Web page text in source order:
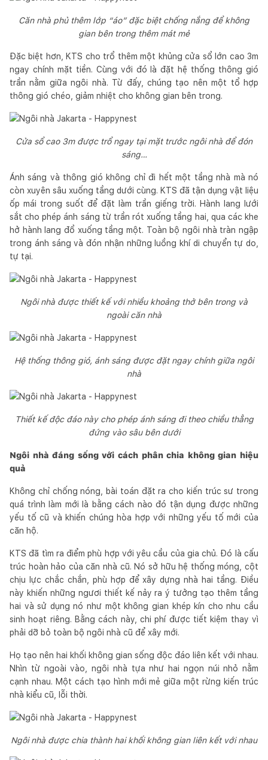
Căn nhà phủ thêm lớp “áo” đặc biệt chống nắng để không
gian bên trong thêm mát mẻ
Đặc biệt hơn, KTS cho trổ thêm một khủng cửa sổ lớn cao 3m
ngay chính mặt tiền. Cùng với đó là đặt hệ thống thông gió
trần nằm giữa ngôi nhà. Từ đấy, chúng tạo nên một tổ hợp
thông gió chéo, giảm nhiệt cho không gian bên trong.
Cửa sổ cao 3m được trổ ngay tại mặt trước ngôi nhà để đón
sáng…
Ánh sáng và thông gió không chỉ đi hết một tầng nhà mà nó
còn xuyên sâu xuống tầng dưới cùng. KTS đã tận dụng vật liệu
ốp mái trong suốt để đặt làm trần giếng trời. Hành lang lưới
sắt cho phép ánh sáng từ trần rót xuống tầng hai, qua các khe
hở hành lang đổ xuống tầng một. Toàn bộ ngôi nhà tràn ngập
trong ánh sáng và đón nhận những luồng khí di chuyển tự do,
tự tại.
Ngôi nhà được thiết kế với nhiều khoảng thở bên trong và
ngoài căn nhà
Hệ thống thông gió, ánh sáng được đặt ngay chính giữa ngôi
nhà
Thiết kế độc đáo này cho phép ánh sáng đi theo chiều thẳng
đứng vào sâu bên dưới
Ngôi nhà đáng sống với cách phân chia không gian hiệu
quả
Không chỉ chống nóng, bài toán đặt ra cho kiến trúc sư trong
quá trình làm mới là bằng cách nào đó tận dụng được những
yếu tố cũ và khiến chúng hòa hợp với những yếu tố mới của
căn hộ.
KTS đã tìm ra điểm phù hợp với yêu cầu của gia chủ. Đó là cấu
trúc hoàn hảo của căn nhà cũ. Nó sở hữu hệ thống móng, cột
chịu lực chắc chắn, phù hợp để xây dựng nhà hai tầng. Điều
này khiến những ngươi thiết kế nảy ra ý tưởng tạo thêm tầng
hai và sử dụng nó như một không gian khép kín cho nhu cầu
sinh hoạt riêng. Bằng cách này, chi phí được tiết kiệm thay vì
phải dỡ bỏ toàn bộ ngôi nhà cũ để xây mới.
Họ tạo nên hai khối không gian sống độc đáo liên kết với nhau.
Nhìn từ ngoài vào, ngôi nhà tựa như hai ngọn núi nhỏ nằm
cạnh nhau. Một cách tạo hình mới mẻ giữa một rừng kiến trúc
nhà kiểu cũ, lỗi thời.
Ngôi nhà được chia thành hai khối không gian liên kết với nhau